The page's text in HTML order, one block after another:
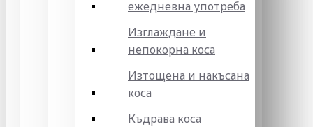
ежедневна употреба
Изглаждане и
непокорна коса
Изтощена и накъсана
коса
Къдрава коса